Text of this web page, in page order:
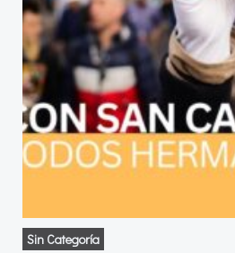
Sin Categoría